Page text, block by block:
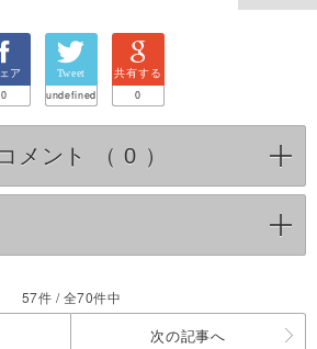
ア
0
Tweet
undefined
共有する
0
メント （ 0 ） click to
57件 / 全70件中
次の記事へ